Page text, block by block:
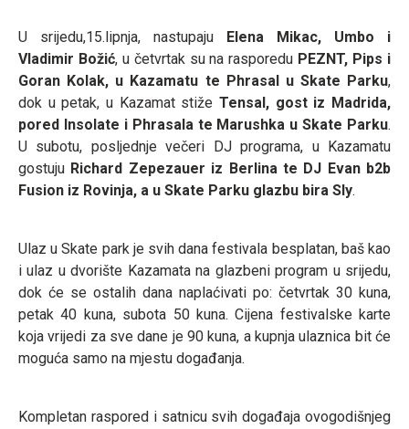
U srijedu,15.lipnja, nastupaju Elena Mikac, Umbo i
Vladimir Božić, u četvrtak su na rasporedu PEZNT, Pips i
Goran Kolak, u Kazamatu te Phrasal u Skate Parku,
dok u petak, u Kazamat stiže Tensal, gost iz Madrida,
pored Insolate i Phrasala te Marushka u Skate Parku.
U subotu, posljednje večeri DJ programa, u Kazamatu
gostuju Richard Zepezauer iz Berlina te DJ Evan b2b
Fusion iz Rovinja, a u Skate Parku glazbu bira Sly.
Ulaz u Skate park je svih dana festivala besplatan, baš kao
i ulaz u dvorište Kazamata na glazbeni program u srijedu,
dok će se ostalih dana naplaćivati po: četvrtak 30 kuna,
petak 40 kuna, subota 50 kuna. Cijena festivalske karte
koja vrijedi za sve dane je 90 kuna, a kupnja ulaznica bit će
moguća samo na mjestu događanja.
Kompletan raspored i satnicu svih događaja ovogodišnjeg